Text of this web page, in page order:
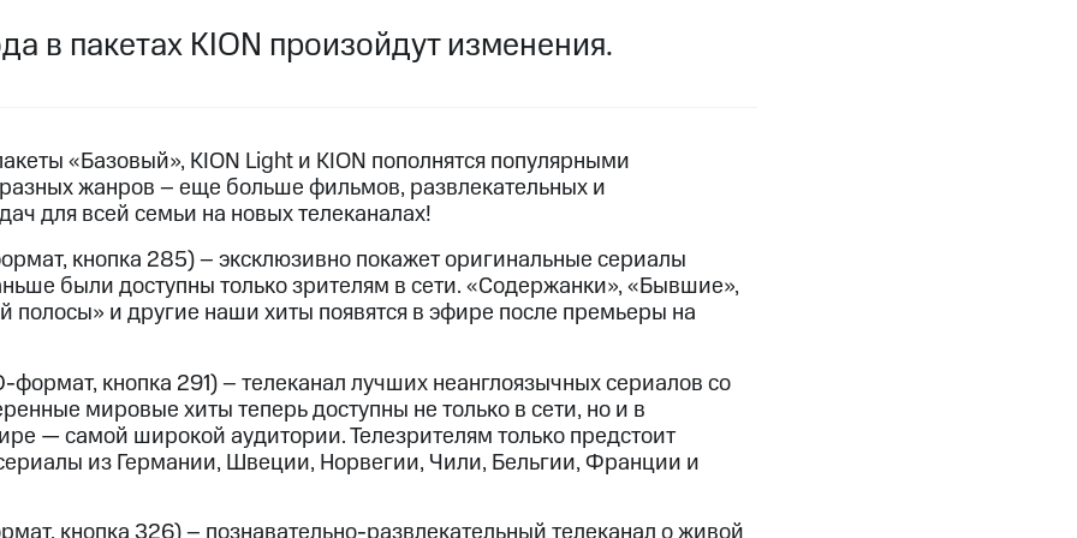
ФинансыДетям и родителямЗдоровье и фитнесПриложения от МТС
15%
МТС Настройки автоплатежаПополнить номер другого оператора
карту
Интернет-магазин
музыка и многое другое
нашем приложении
в пакетах KION произойдут изменения.
«Базовый», KION Light и KION пополнятся популярными
жанров – еще больше фильмов, развлекательных и
для всей семьи на новых телеканалах!
кнопка 285) – эксклюзивно покажет оригинальные сериалы
были доступны только зрителям в сети. «Содержанки», «Бывшие»,
полосы» и другие наши хиты появятся в эфире после премьеры на
формат, кнопка 291) – телеканал лучших неанглоязычных сериалов со
мировые хиты теперь доступны не только в сети, но и в
— самой широкой аудитории. Телезрителям только предстоит
из Германии, Швеции, Норвегии, Чили, Бельгии, Франции и